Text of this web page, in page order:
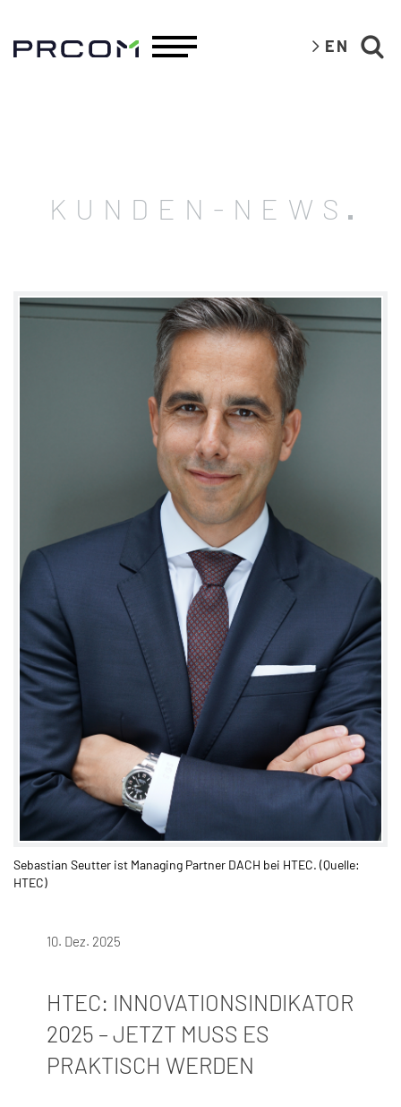
EN
KUNDEN-NEWS
Sebastian Seutter ist Managing Partner DACH bei HTEC. (Quelle:
HTEC)
10. Dez. 2025
HTEC: INNOVATIONSINDIKATOR
2025 – JETZT MUSS ES
PRAKTISCH WERDEN